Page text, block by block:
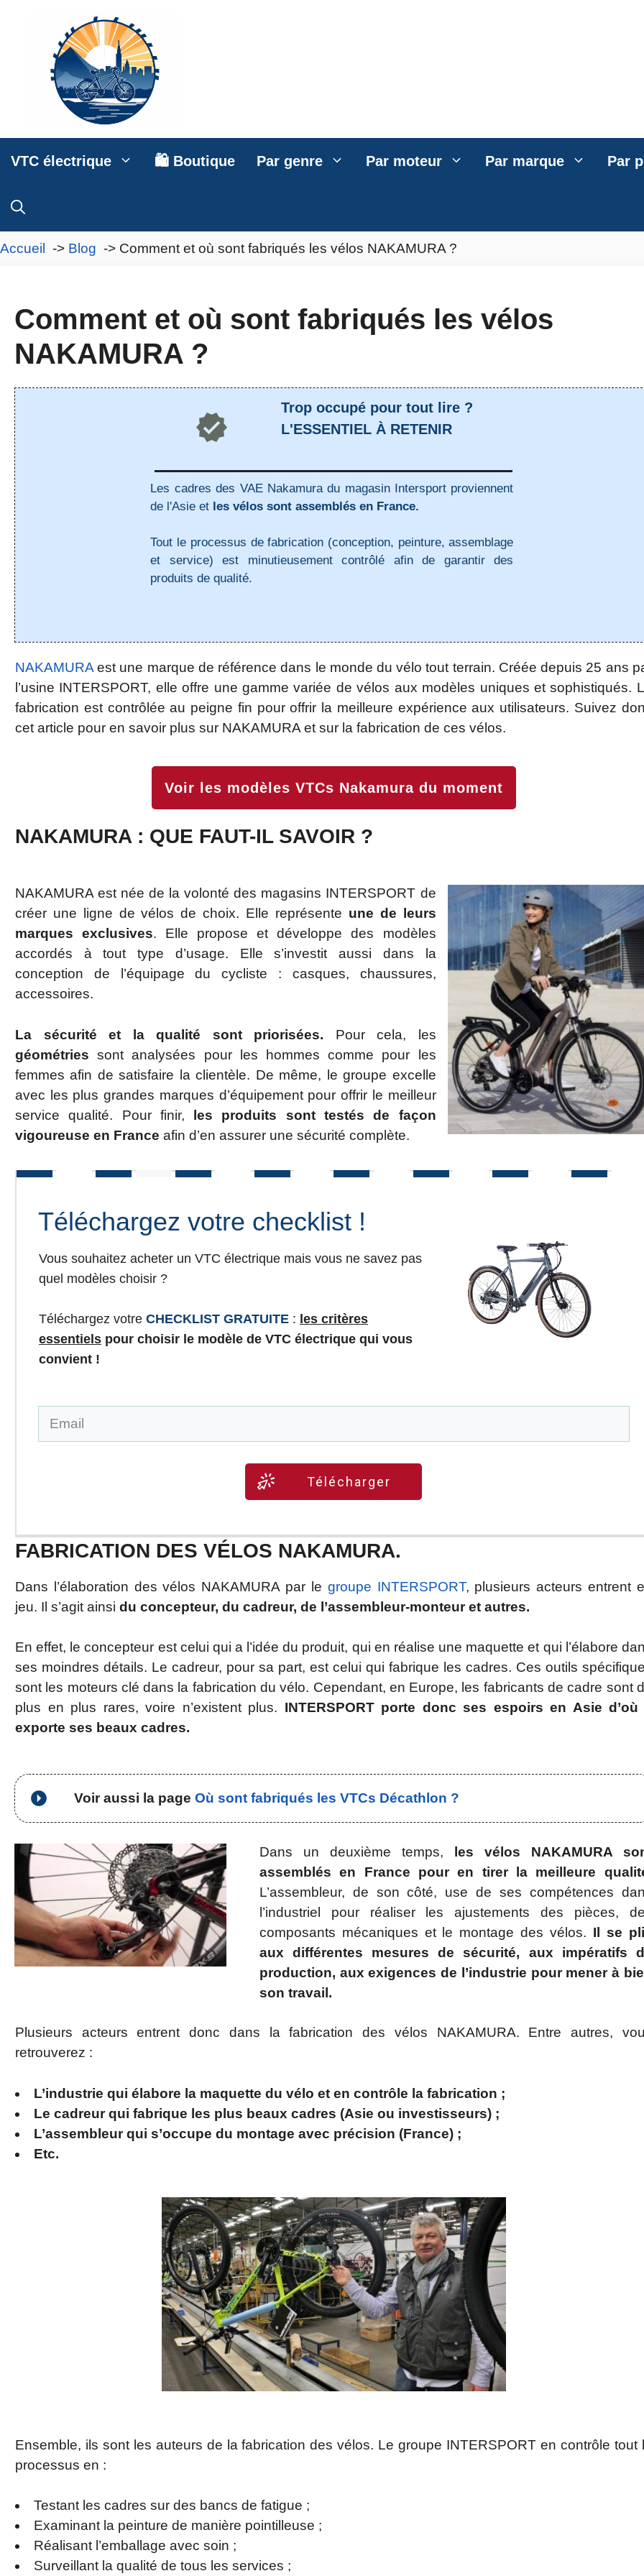
VTC électrique 🛍️ Boutique Par genre Par moteur Par marque Par
Accueil Blog Comment et où sont fabriqués les vélos NAKAMURA ?
Comment et où sont fabriqués les vélos
NAKAMURA ?
Trop occupé pour tout lire ?
L'ESSENTIEL À RETENIR
Les cadres des VAE Nakamura du magasin Intersport proviennent
de l'Asie et les vélos sont assemblés en France.
Tout le processus de fabrication (conception, peinture, assemblage
et service) est minutieusement contrôlé afin de garantir des
produits de qualité.
NAKAMURA est une marque de référence dans le monde du vélo tout terrain. Créée depuis 25 ans
l’usine INTERSPORT, elle offre une gamme variée de vélos aux modèles uniques et sophistiqués.
fabrication est contrôlée au peigne fin pour offrir la meilleure expérience aux utilisateurs. Suivez
cet article pour en savoir plus sur NAKAMURA et sur la fabrication de ces vélos.
Voir les modèles VTCs Nakamura du moment
NAKAMURA : QUE FAUT-IL SAVOIR ?
NAKAMURA est née de la volonté des magasins INTERSPORT de
créer une ligne de vélos de choix. Elle représente une de leurs
marques exclusives. Elle propose et développe des modèles
accordés à tout type d’usage. Elle s’investit aussi dans la
conception de l’équipage du cycliste : casques, chaussures,
accessoires.
La sécurité et la qualité sont priorisées. Pour cela, les
géométries sont analysées pour les hommes comme pour les
femmes afin de satisfaire la clientèle. De même, le groupe excelle
avec les plus grandes marques d’équipement pour offrir le meilleur
service qualité. Pour finir, les produits sont testés de façon
vigoureuse en France afin d’en assurer une sécurité complète.
Téléchargez votre checklist !
Vous souhaitez acheter un VTC électrique mais vous ne savez pas
quel modèles choisir ?
Téléchargez votre CHECKLIST GRATUITE : les critères
essentiels pour choisir le modèle de VTC électrique qui vous
convient !
Télécharger
FABRICATION DES VÉLOS NAKAMURA.
Dans l’élaboration des vélos NAKAMURA par le groupe INTERSPORT, plusieurs acteurs entrent
jeu. Il s’agit ainsi du concepteur, du cadreur, de l’assembleur-monteur et autres.
En effet, le concepteur est celui qui a l’idée du produit, qui en réalise une maquette et qui l’élabore
ses moindres détails. Le cadreur, pour sa part, est celui qui fabrique les cadres. Ces outils
sont les moteurs clé dans la fabrication du vélo. Cependant, en Europe, les fabricants de cadre sont
plus en plus rares, voire n’existent plus. INTERSPORT porte donc ses espoirs en Asie d’où
exporte ses beaux cadres.
Voir aussi la pageOù sont fabriqués les VTCs Décathlon ?
Dans un deuxième temps,
les vélos NAKAMURA
assemblés en France pour en tirer la meilleure
L’assembleur, de son côté, use de ses compétences
l’industriel pour réaliser les ajustements des pièces,
composants mécaniques et le montage des vélos. Il se
aux différentes mesures de sécurité, aux impératifs
production, aux exigences de l’industrie pour mener à
son travail.
Plusieurs acteurs entrent donc dans la fabrication des vélos NAKAMURA. Entre autres,
retrouverez :
L’industrie qui élabore la maquette du vélo et en contrôle la fabrication ;
Le cadreur qui fabrique les plus beaux cadres (Asie ou investisseurs) ;
L’assembleur qui s’occupe du montage avec précision (France) ;
Etc.
Ensemble, ils sont les auteurs de la fabrication des vélos. Le groupe INTERSPORT en contrôle tout
processus en :
Testant les cadres sur des bancs de fatigue ;
Examinant la peinture de manière pointilleuse ;
Réalisant l’emballage avec soin ;
Surveillant la qualité de tous les services ;